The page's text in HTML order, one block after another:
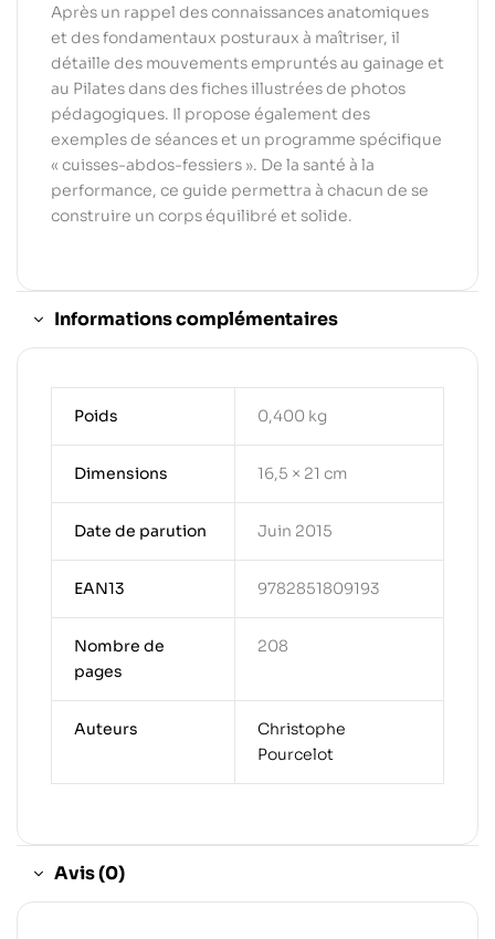
Après un rappel des connaissances anatomiques
et des fondamentaux posturaux à maîtriser, il
détaille des mouvements empruntés au gainage et
au Pilates dans des fiches illustrées de photos
pédagogiques. Il propose également des
exemples de séances et un programme spécifique
« cuisses-abdos-fessiers ». De la santé à la
performance, ce guide permettra à chacun de se
construire un corps équilibré et solide.
Informations complémentaires
Poids 0,400 kg
Dimensions 16,5 × 21 cm
Date de parution Juin 2015
EAN13 9782851809193
Nombre de
pages
208
Auteurs
Christophe
Pourcelot
Avis (0)